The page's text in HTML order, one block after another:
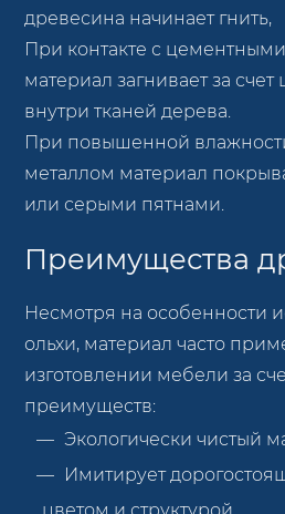
древесина начинает гнить,
При контакте с
материал загнивает за
внутри тканей дерева.
При повышенной
металлом материал
или серыми пятнами.
Преимущества
Несмотря на особенности
ольхи, материал часто
изготовлении мебели за
преимуществ:
Экологически чистый
Имитирует